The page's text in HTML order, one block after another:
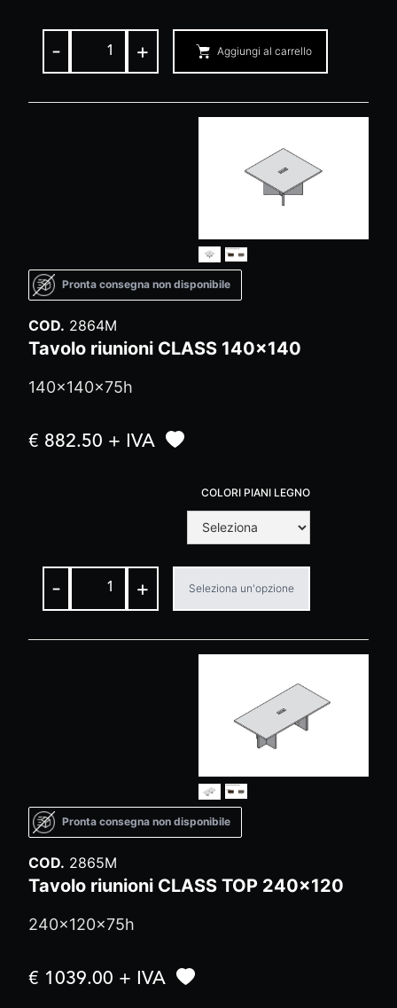
- + Aggiungi al carrello
Pronta consegna non disponibile
COD. 2864M
Tavolo riunioni CLASS 140x140
140x140x75h
€ 882.50 + IVA
COLORI PIANI LEGNO
- + Seleziona un'opzione
Pronta consegna non disponibile
COD. 2865M
Tavolo riunioni CLASS TOP 240x120
240x120x75h
€ 1039.00 + IVA